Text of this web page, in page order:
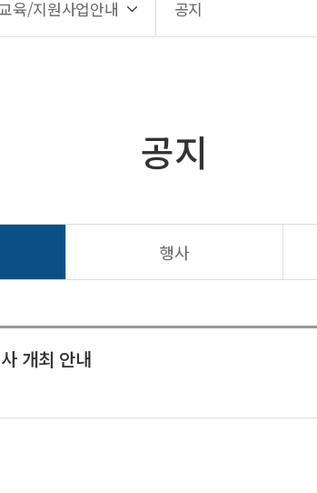
육/지원사업안내 공지
공지
행사
개최 안내